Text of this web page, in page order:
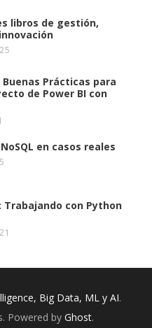
libros de gestión,
Buenas Prácticas para
de Power BI con
en casos reales
con Python
Big Data, ML y AI.
Powered by Ghost.